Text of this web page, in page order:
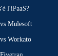
l'iPaaS?
Mulesoft
Workato